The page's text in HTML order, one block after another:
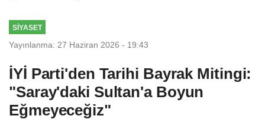
SIYASET
Yayınlanma: 27 Haziran 2026 - 19:43
İYİ Parti'den Tarihi Bayrak Mitingi:
"Saray'daki Sultan'a Boyun
Eğmeyeceğiz"